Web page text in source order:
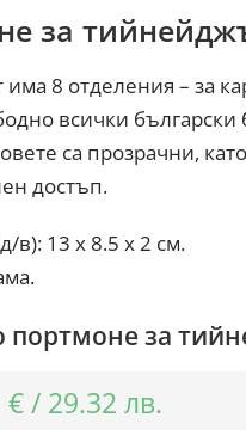
за
8 отделения – за
всички
са прозрачни,
достъп.
в): 13 x 8.5 x 2 см.
портмоне за
€ / 29.32лв.